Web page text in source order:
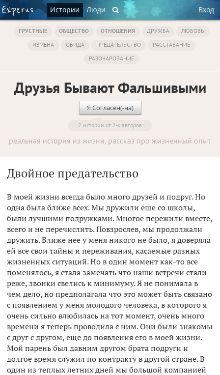
Истории Люди Вход
ГРУСТНЫЕ ОБЩЕСТВО ОТНОШЕНИЯ ДРУЖБА
ЛЮБОВЬ
ИЗМЕНА
ОБИДА ПРЕДАТЕЛЬСТВО
РАССТАВАНИЕ
РАЗОЧАРОВАНИЕ
Друзья Бывают Фальшивыми
Я Согласен(-на)
2 истории от 2-х авторов
реальная история из жизни, рассказ про жизненный опыт
Двойное предательство
В моей жизни всегда было много друзей и подруг. Но
одна была ближе всех. Мы дружили еще со школы,
были лучшими подружками. Многое пережили вместе,
всего и не перечислить. Повзрослев, мы продолжали
дружить. Ближе нее у меня никого не было, я доверяла
ей все свои тайны и переживания, касаемые разных
жизненных ситуаций. Но в один момент как-то все
поменялось, я стала замечать что наши встречи стали
реже, звонки свелись к минимуму. Я не понимала в
чем дело, но предполагала что это может быть связано
с появлением у меня молодого человека, в которого я
очень сильно влюбилась на тот момент, очень много
времени я теперь проводила с ним. Они были знакомы
с друг с другом, еще до появления его в моей жизни.
Мой парень был давним другом брата подруги и
долгое время служил по контракту в другой стране. В
один из теплых летних дней мы большой компанией